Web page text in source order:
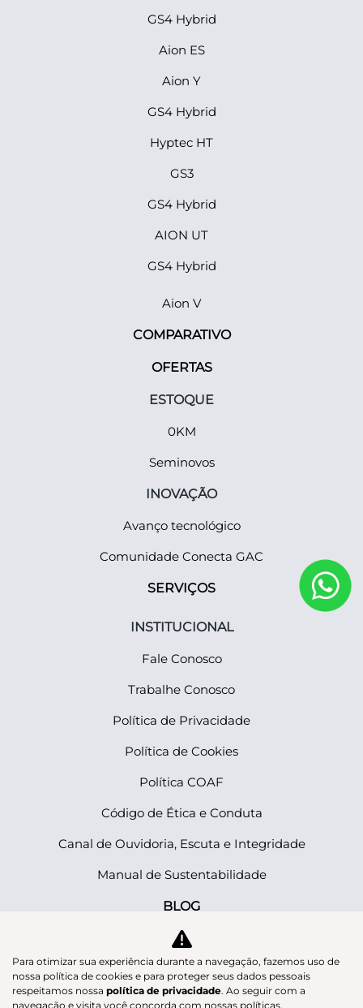
GS4 Hybrid
Aion ES
Aion Y
GS4 Hybrid
Hyptec HT
GS3
GS4 Hybrid
AION UT
GS4 Hybrid
Aion V
COMPARATIVO
OFERTAS
ESTOQUE
0KM
Seminovos
INOVAÇÃO
Avanço tecnológico
Comunidade Conecta GAC
SERVIÇOS
INSTITUCIONAL
Fale Conosco
Trabalhe Conosco
Política de Privacidade
Política de Cookies
Política COAF
Código de Ética e Conduta
Canal de Ouvidoria, Escuta e Integridade
Manual de Sustentabilidade
BLOG
Manual de Sustentabilidade
No trânsito, enxergar o outro salva vidas.
Para otimizar sua experiência durante a navegação, fazemos uso de
nossa política de cookies e para proteger seus dados pessoais
respeitamos nossa política de privacidade. Ao seguir com a
navegação e visita você concorda com nossas políticas.